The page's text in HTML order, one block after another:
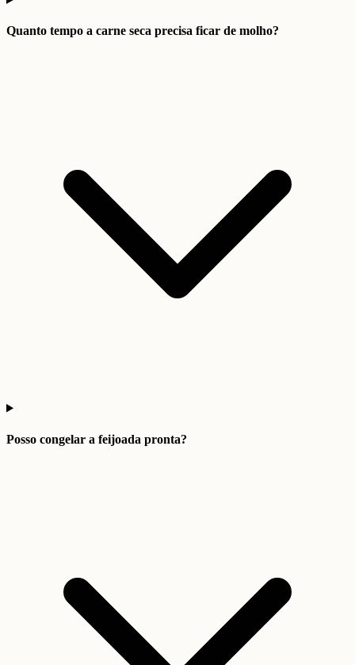
Quanto tempo a carne seca precisa ficar de molho?
Posso congelar a feijoada pronta?